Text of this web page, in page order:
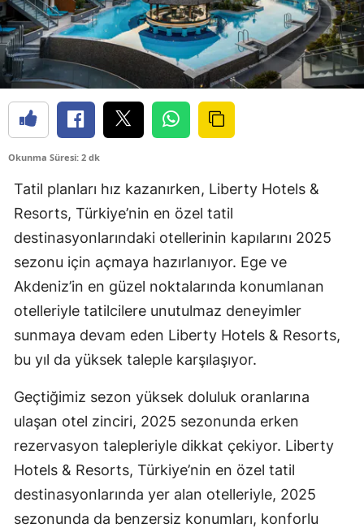
Okunma Süresi: 2 dk
Tatil planları hız kazanırken, Liberty Hotels &
Resorts, Türkiye’nin en özel tatil
destinasyonlarındaki otellerinin kapılarını 2025
sezonu için açmaya hazırlanıyor. Ege ve
Akdeniz’in en güzel noktalarında konumlanan
otelleriyle tatilcilere unutulmaz deneyimler
sunmaya devam eden Liberty Hotels & Resorts,
bu yıl da yüksek taleple karşılaşıyor.
Geçtiğimiz sezon yüksek doluluk oranlarına
ulaşan otel zinciri, 2025 sezonunda erken
rezervasyon talepleriyle dikkat çekiyor. Liberty
Hotels & Resorts, Türkiye’nin en özel tatil
destinasyonlarında yer alan otelleriyle, 2025
sezonunda da benzersiz konumları, konforlu